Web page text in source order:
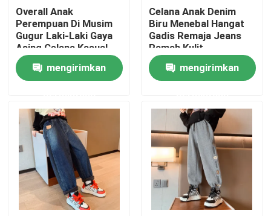
Tentang kita
Kontak
Produk
Overall Anak
Perempuan Di Musim
Gugur Laki-Laki Gaya
Asing Celana Kasual
Longgar Celana
mengirimkan
Celana Anak Denim
Biru Menebal Hangat
Gadis Remaja Jeans
Ramah Kulit
mengirimkan